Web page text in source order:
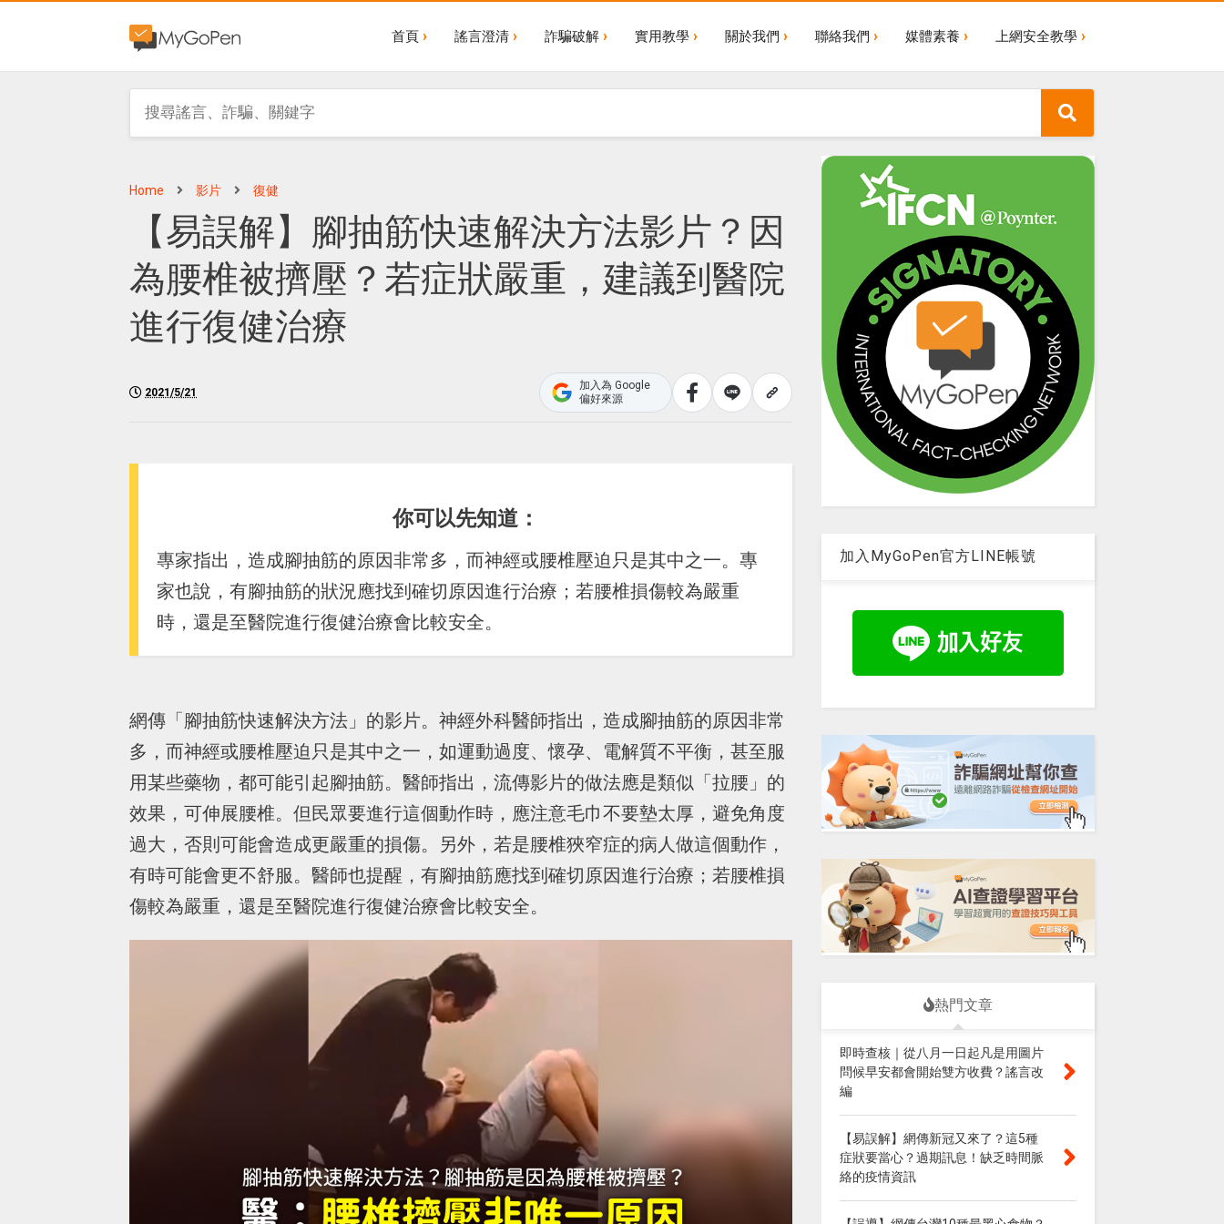
首頁 謠言澄清 詐騙破解 實用教學 關於我們 聯絡我們 媒體素養 上網安全教學
Home 影片 復健
【易誤解】腳抽筋快速解決方法影片？因
為腰椎被擠壓？若症狀嚴重，建議到醫院
進行復健治療
2021/5/21
加入為 Google
偏好來源
你可以先知道：
專家指出，造成腳抽筋的原因非常多，而神經或腰椎壓迫只是其中之一。專
家也說，有腳抽筋的狀況應找到確切原因進行治療；若腰椎損傷較為嚴重
時，還是至醫院進行復健治療會比較安全。
網傳「腳抽筋快速解決方法」的影片。神經外科醫師指出，造成腳抽筋的原因非常
多，而神經或腰椎壓迫只是其中之一，如運動過度、懷孕、電解質不平衡，甚至服
用某些藥物，都可能引起腳抽筋。醫師指出，流傳影片的做法應是類似「拉腰」的
效果，可伸展腰椎。但民眾要進行這個動作時，應注意毛巾不要墊太厚，避免角度
過大，否則可能會造成更嚴重的損傷。另外，若是腰椎狹窄症的病人做這個動作，
有時可能會更不舒服。醫師也提醒，有腳抽筋應找到確切原因進行治療；若腰椎損
傷較為嚴重，還是至醫院進行復健治療會比較安全。
加入MyGoPen官方LINE帳號
熱門文章
即時查核｜從八月一日起凡是用圖片
問候早安都會開始雙方收費？謠言改
編
【易誤解】網傳新冠又來了？這5種
症狀要當心？過期訊息！缺乏時間脈
絡的疫情資訊